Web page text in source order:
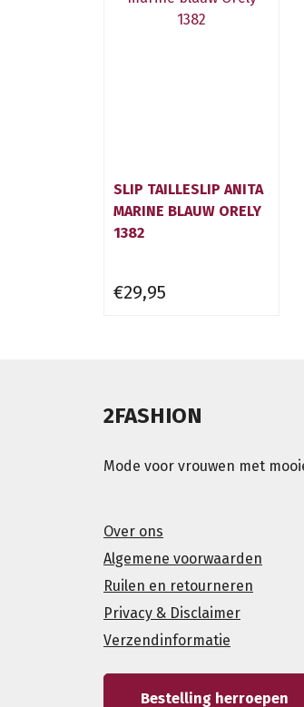
SLIP TAILLESLIP ANITA
MARINE BLAUW ORELY
1382
€29,95
2FASHION
Mode voor vrouwen met
Over ons
Algemene voorwaarden
Ruilen en retourneren
Privacy & Disclaimer
Verzendinformatie
Bestelling herroepen